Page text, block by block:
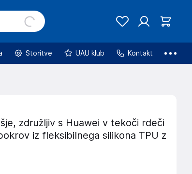
Storitve UAU klub Kontakt
združljiv s Huawei v tekoči rdeči
iz fleksibilnega silikona TPU z